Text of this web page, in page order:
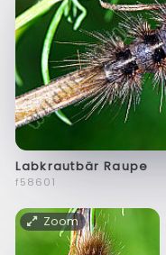
Labkrautbär Raupe
f58601
Zoom